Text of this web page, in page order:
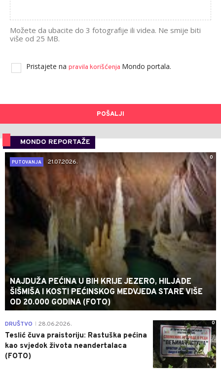
Možete da ubacite do 3 fotografije ili videa. Ne smije biti
više od 25 MB.
Pristajete na pravila korišćenja Mondo portala.
POŠALJI
MONDO REPORTAŽE
0
PUTOVANJA
21.07.2026.
NAJDUŽA PEĆINA U BIH KRIJE JEZERO, HILJADE
ŠIŠMIŠA I KOSTI PEĆINSKOG MEDVJEDA STARE VIŠE
OD 20.000 GODINA (FOTO)
0
DRUŠTVO 28.06.2026.
Teslić čuva praistoriju: Rastuška pećina
kao svjedok života neandertalaca
(FOTO)